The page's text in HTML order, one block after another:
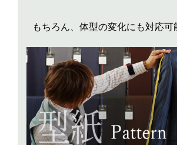
もちろん、体型の変化にも対応可